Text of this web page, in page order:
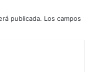
publicada. Los campos